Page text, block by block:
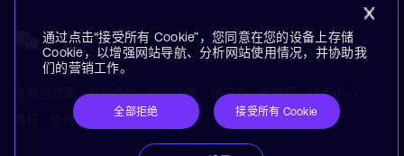
条款与政策 使用条款 隐私政策 供应商 无障碍
订阅中心
现代奴役声明 术语表
通过点击“接受所有 Cookie”，您同意在您的设备上存储
Cookie，以增强网站导航、分析网站使用情况，并协助我
们的营销工作。
全部拒绝 接受所有 Cookie